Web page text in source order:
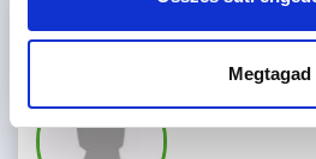
Megtagad
KAPCSOLAT
REZIDEO